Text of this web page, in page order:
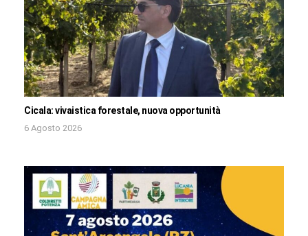
Cicala: vivaistica forestale, nuova opportunità
6 Agosto 2026